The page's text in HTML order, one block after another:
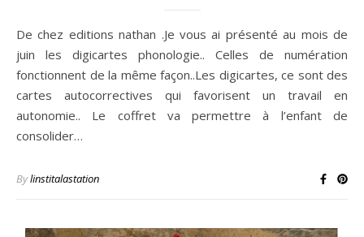
De chez editions nathan .Je vous ai présenté au mois de
juin les digicartes phonologie.. Celles de numération
fonctionnent de la même façon..Les digicartes, ce sont des
cartes autocorrectives qui favorisent un travail en
autonomie.. Le coffret va permettre à l’enfant de
consolider…
Bylinstitalastation